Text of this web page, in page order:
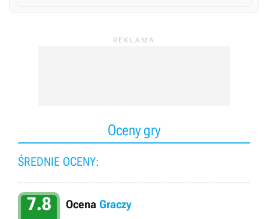
Oceny gry
ŚREDNIE OCENY:
7.8 Ocena Graczy